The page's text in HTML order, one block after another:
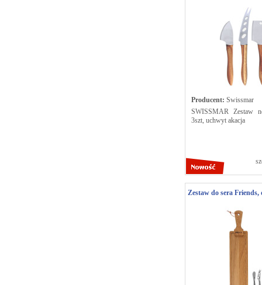
Producent: Swissmar
SWISSMAR Zestaw
3szt, uchwyt akacja
Zestaw do sera Friends,